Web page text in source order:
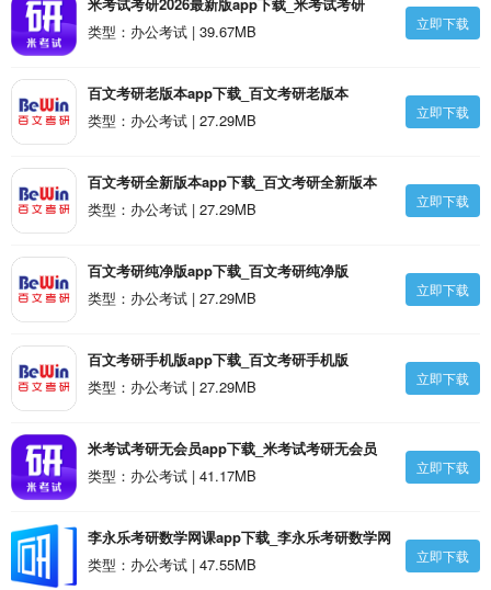
2026最新版v9.497.1208安卓版
类型：办公考试 | 39.67MB 立即下载
百文考研老版本app下载_百文考研老版本
v2.0.5.5安卓版
类型：办公考试 | 27.29MB 立即下载
百文考研全新版本app下载_百文考研全新版本
v2.0.5.5安卓版
类型：办公考试 | 27.29MB 立即下载
百文考研纯净版app下载_百文考研纯净版
v2.0.5.5安卓版
类型：办公考试 | 27.29MB 立即下载
百文考研手机版app下载_百文考研手机版
v2.0.5.5安卓版
类型：办公考试 | 27.29MB 立即下载
米考试考研无会员app下载_米考试考研无会员
v9.497.1209安卓版
类型：办公考试 | 41.17MB 立即下载
李永乐考研数学网课app下载_李永乐考研数学网
课v2.5.28安卓版
类型：办公考试 | 47.55MB 立即下载